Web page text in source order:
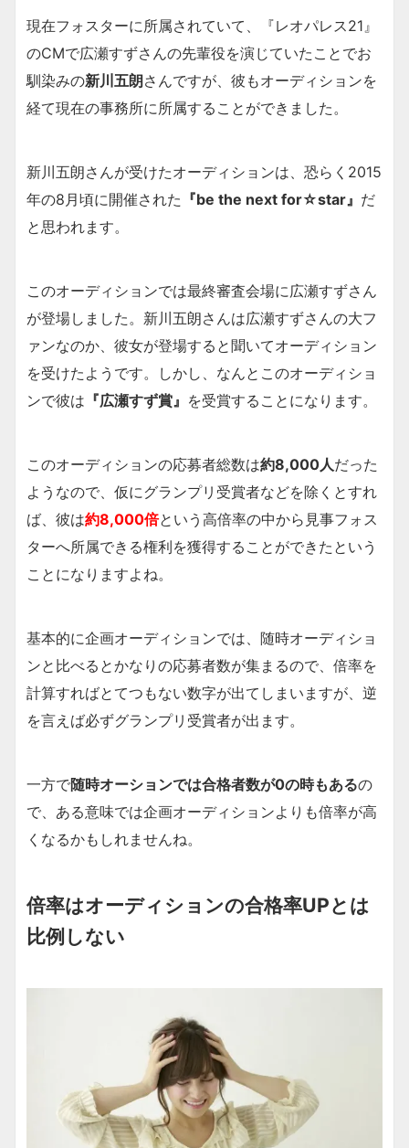
現在フォスターに所属されていて、『レオパレス21』
のCMで広瀬すずさんの先輩役を演じていたことでお
馴染みの新川五朗さんですが、彼もオーディションを
経て現在の事務所に所属することができました。
新川五朗さんが受けたオーディションは、恐らく2015
年の8月頃に開催された 『be the next for☆star』 だ
と思われます。
このオーディションでは最終審査会場に広瀬すずさん
が登場しました。新川五朗さんは広瀬すずさんの大フ
ァンなのか、彼女が登場すると聞いてオーディション
を受けたようです。しかし、なんとこのオーディショ
ンで彼は 『広瀬すず賞』 を受賞することになります。
このオーディションの応募者総数は約8,000人だった
ようなので、仮にグランプリ受賞者などを除くとすれ
ば、彼は約8,000倍という高倍率の中から見事フォス
ターへ所属できる権利を獲得することができたという
ことになりますよね。
基本的に企画オーディションでは、随時オーディショ
ンと比べるとかなりの応募者数が集まるので、倍率を
計算すればとてつもない数字が出てしまいますが、逆
を言えば必ずグランプリ受賞者が出ます。
一方で随時オーションでは合格者数が0の時もあるの
で、ある意味では企画オーディションよりも倍率が高
くなるかもしれませんね。
倍率はオーディションの合格率UPとは
比例しない